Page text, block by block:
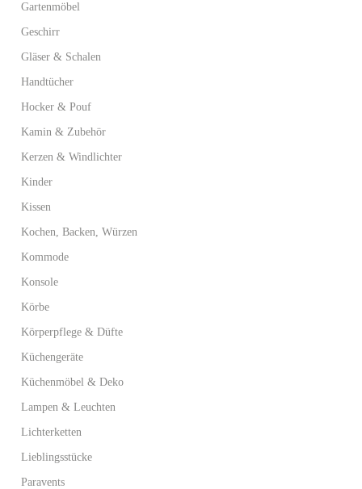
Gartenmöbel
Geschirr
Gläser & Schalen
Handtücher
Hocker & Pouf
Kamin & Zubehör
Kerzen & Windlichter
Kinder
Kissen
Kochen, Backen, Würzen
Kommode
Konsole
Körbe
Körperpflege & Düfte
Küchengeräte
Küchenmöbel & Deko
Lampen & Leuchten
Lichterketten
Lieblingsstücke
Paravents